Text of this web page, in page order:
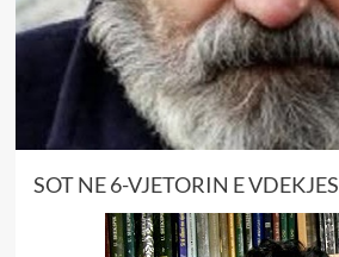
SOT NE 6-VJETORIN E VDEKJES